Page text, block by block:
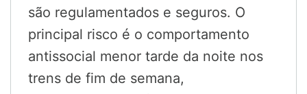
são regulamentados e seguros. O
principal risco é o comportamento
antissocial menor tarde da noite nos
trens de fim de semana,